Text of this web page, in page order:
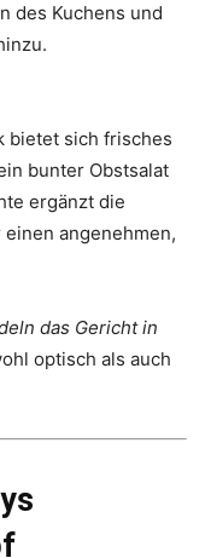
des Kuchens und
bietet sich frisches
bunter Obstsalat
ergänzt die
angenehmen,
das Gericht in
optisch als auch